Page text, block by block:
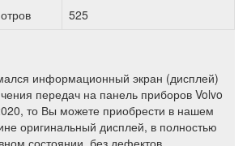
525
информационный экран (дисплей)
передач на панель приборов Volvo
то Вы можете приобрести в нашем
оригинальный дисплей, в полностью